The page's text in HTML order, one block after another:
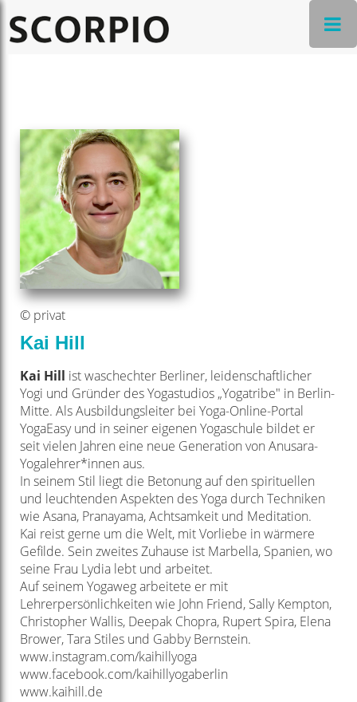
© privat
Kai Hill
Kai Hill ist waschechter Berliner, leidenschaftlicher
Yogi und Gründer des Yogastudios „Yogatribe" in Berlin-
Mitte. Als Ausbildungsleiter bei Yoga-Online-Portal
YogaEasy und in seiner eigenen Yogaschule bildet er
seit vielen Jahren eine neue Generation von Anusara-
Yogalehrer*innen aus.
In seinem Stil liegt die Betonung auf den spirituellen
und leuchtenden Aspekten des Yoga durch Techniken
wie Asana, Pranayama, Achtsamkeit und Meditation.
Kai reist gerne um die Welt, mit Vorliebe in wärmere
Gefilde. Sein zweites Zuhause ist Marbella, Spanien, wo
seine Frau Lydia lebt und arbeitet.
Auf seinem Yogaweg arbeitete er mit
Lehrerpersönlichkeiten wie John Friend, Sally Kempton,
Christopher Wallis, Deepak Chopra, Rupert Spira, Elena
Brower, Tara Stiles und Gabby Bernstein.
www.instagram.com/kaihillyoga
www.facebook.com/kaihillyogaberlin
www.kaihill.de